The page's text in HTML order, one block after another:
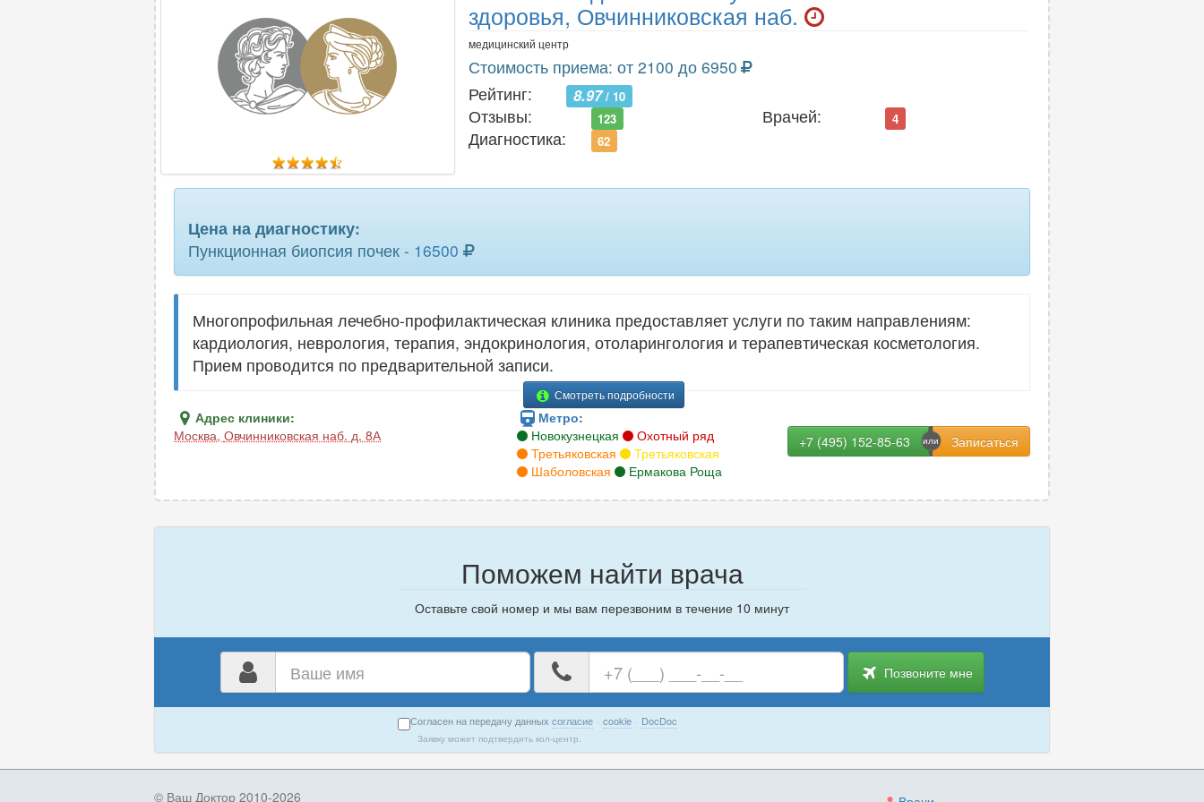
здоровья, Овчинниковская наб.
медицинский центр
Стоимость приема: от 2100 до 6950
Рейтинг:
8.97/ 10
Отзывы: 123 Врачей: 4
Диагностика: 62
Цена на диагностику:
Пункционная биопсия почек - 16500
Многопрофильная лечебно-профилактическая клиника предоставляет услуги по таким направлениям:
кардиология, неврология, терапия, эндокринология, отоларингология и терапевтическая косметология.
Прием проводится по предварительной записи.
Смотреть подробности
Адрес клиники:
Москва, Овчинниковская наб. д. 8А
Метро:
Новокузнецкая
Охотный ряд
Третьяковская
Третьяковская
Шаболовская
Ермакова Роща
+7 (495) 152-85-63
Поможем найти врача
Оставьте свой номер и мы вам перезвоним в течение 10 минут
номер
телефона
Позвоните мне
Согласен на передачу данных согласие · cookie · DocDoc
Заявку может подтвердить кол-центр.
© Ваш Доктор 2010-2026